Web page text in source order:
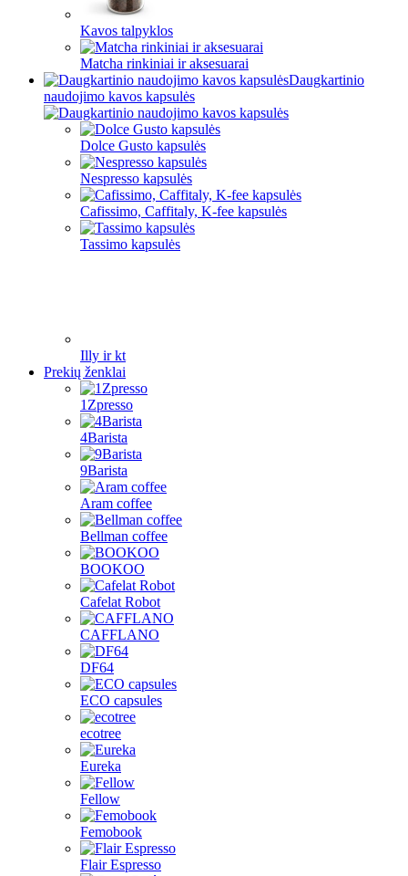
Kavos talpyklos
Matcha rinkiniai ir aksesuarai
Daugkartinio
naudojimo kavos kapsulės
Dolce Gusto kapsulės
Nespresso kapsulės
Cafissimo, Caffitaly, K-fee kapsulės
Tassimo kapsulės
Illy ir kt
Prekių ženklai
1Zpresso
4Barista
9Barista
Aram coffee
Bellman coffee
BOOKOO
Cafelat Robot
CAFFLANO
DF64
ECO capsules
ecotree
Eureka
Fellow
Femobook
Flair Espresso